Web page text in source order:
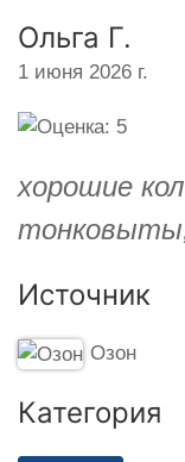
Ольга Г.
1 июня 2026 г.
хорошие
Источник
Озон
Категория